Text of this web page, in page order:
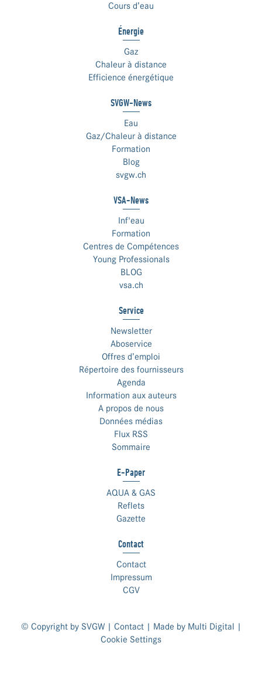
Cours d’eau
Énergie
Gaz
Chaleur à distance
Efficience énergétique
SVGW-News
Eau
Gaz/Chaleur à distance
Formation
Blog
svgw.ch
VSA-News
Inf'eau
Formation
Centres de Compétences
Young Professionals
BLOG
vsa.ch
Service
Newsletter
Aboservice
Offres d’emploi
Répertoire des fournisseurs
Agenda
Information aux auteurs
A propos de nous
Données médias
Flux RSS
Sommaire
E-Paper
AQUA & GAS
Reflets
Gazette
Contact
Contact
Impressum
CGV
© Copyright by SVGW | Contact| Made by Multi Digital |
Cookie Settings